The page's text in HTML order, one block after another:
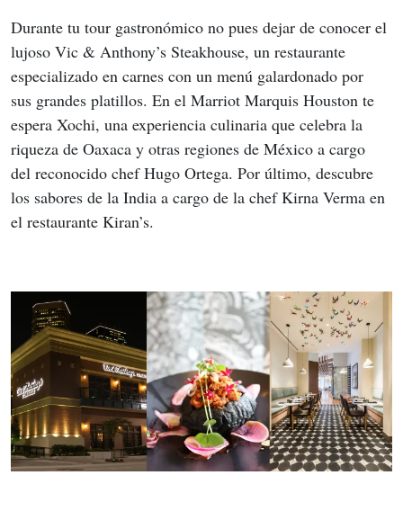
Durante tu tour gastronómico no pues dejar de conocer el
lujoso Vic & Anthony’s Steakhouse, un restaurante
especializado en carnes con un menú galardonado por
sus grandes platillos. En el Marriot Marquis Houston te
espera Xochi, una experiencia culinaria que celebra la
riqueza de Oaxaca y otras regiones de México a cargo
del reconocido chef Hugo Ortega. Por último, descubre
los sabores de la India a cargo de la chef Kirna Verma en
el restaurante Kiran’s.